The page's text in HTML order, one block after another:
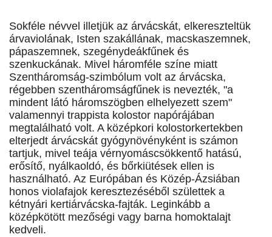
Sokféle névvel illetjük az árvácskát, elkereszteltük
árvaviolának, Isten szakállának, macskaszemnek,
pápaszemnek, szegénydeákfűnek és
szenkuckának. Mivel háromféle színe miatt
Szentháromság-szimbólum volt az árvácska,
régebben szentháromságfűnek is nevezték, "a
mindent látó háromszögben elhelyezett szem"
valamennyi trappista kolostor napórájában
megtalálható volt. A középkori kolostorkertekben
elterjedt árvácskát gyógynövényként is számon
tartjuk, mivel teája vérnyomáscsökkentő hatású,
erősítő, nyálkaoldó, és bőrkiütések ellen is
használható. Az Európában és Közép-Ázsiában
honos violafajok keresztezéséből születtek a
kétnyári kertiárvácska-fajták. Leginkább a
középkötött mezőségi vagy barna homoktalajt
kedveli.